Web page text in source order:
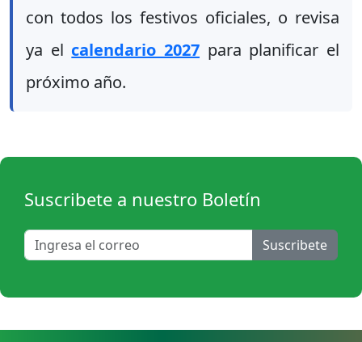
con todos los festivos oficiales, o revisa
ya el calendario 2027 para planificar el
próximo año.
Suscribete a nuestro Boletín
Suscribete